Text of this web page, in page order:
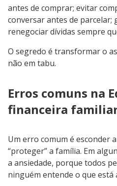
antes de comprar; evitar
conversar antes de parcelar;
renegociar dívidas sempre
O segredo é transformar o
não em tabu.
Erros comuns na
financeira
Um erro comum é esconder
“proteger” a família. Em
a ansiedade, porque todos
ninguém entende o que está